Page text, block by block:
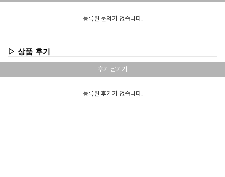
등록된 문의가 없습니다.
▷ 상품 후기
후기 남기기
등록된 후기가 없습니다.